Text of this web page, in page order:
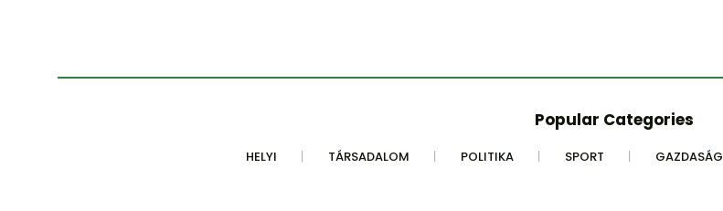
Popular Categories
HELYI TÁRSADALOM POLITIKA SPORT GAZDASÁG